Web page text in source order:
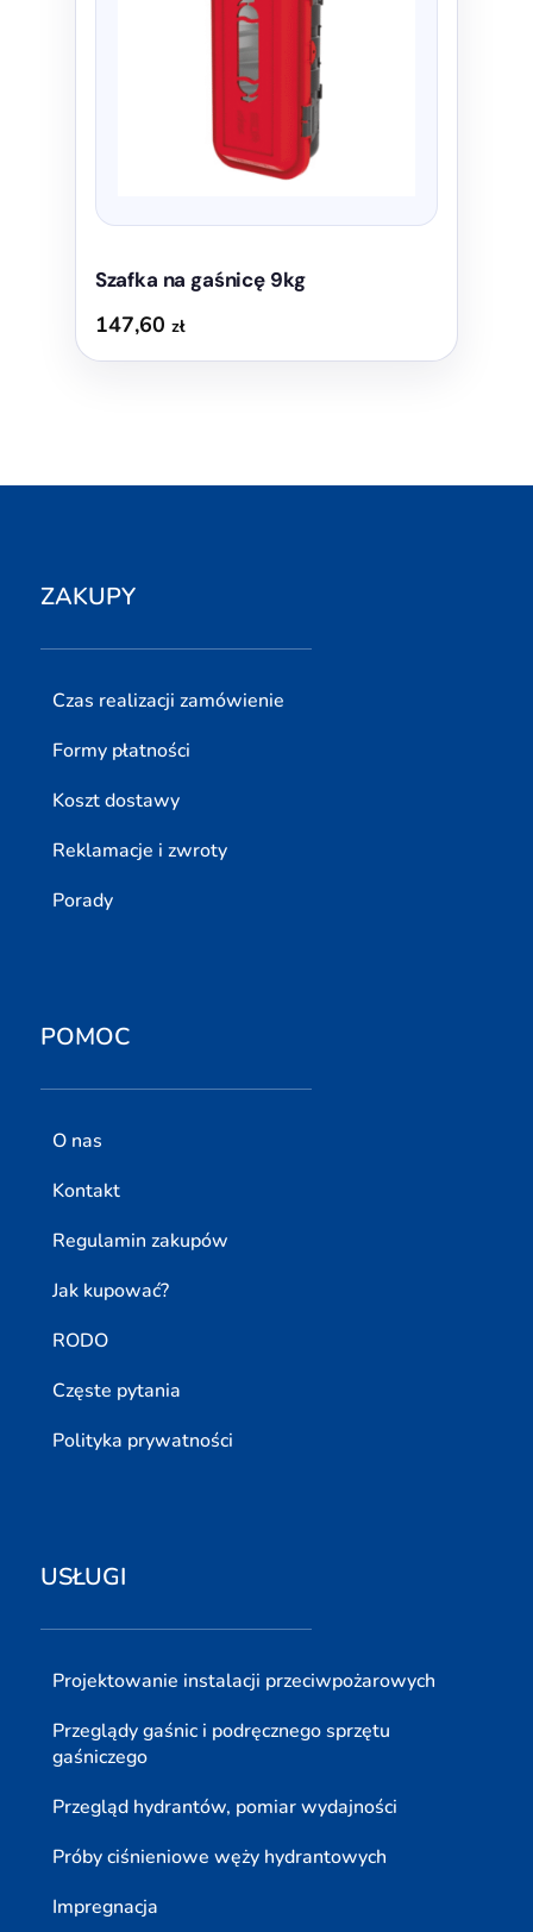
Szafka na gaśnicę 9kg
147,60 zł
ZAKUPY
Czas realizacji zamówienie
Formy płatności
Koszt dostawy
Reklamacje i zwroty
Porady
POMOC
O nas
Kontakt
Regulamin zakupów
Jak kupować?
RODO
Częste pytania
Polityka prywatności
USŁUGI
Projektowanie instalacji przeciwpożarowych
Przeglądy gaśnic i podręcznego sprzętu
gaśniczego
Przegląd hydrantów, pomiar wydajności
Próby ciśnieniowe węży hydrantowych
Impregnacja